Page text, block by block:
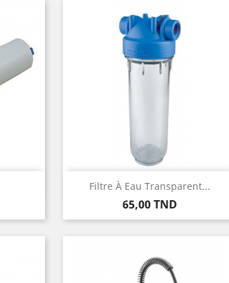
Filtre À Eau Transparent...
Prix
65,00 TND
Aperçu rapide